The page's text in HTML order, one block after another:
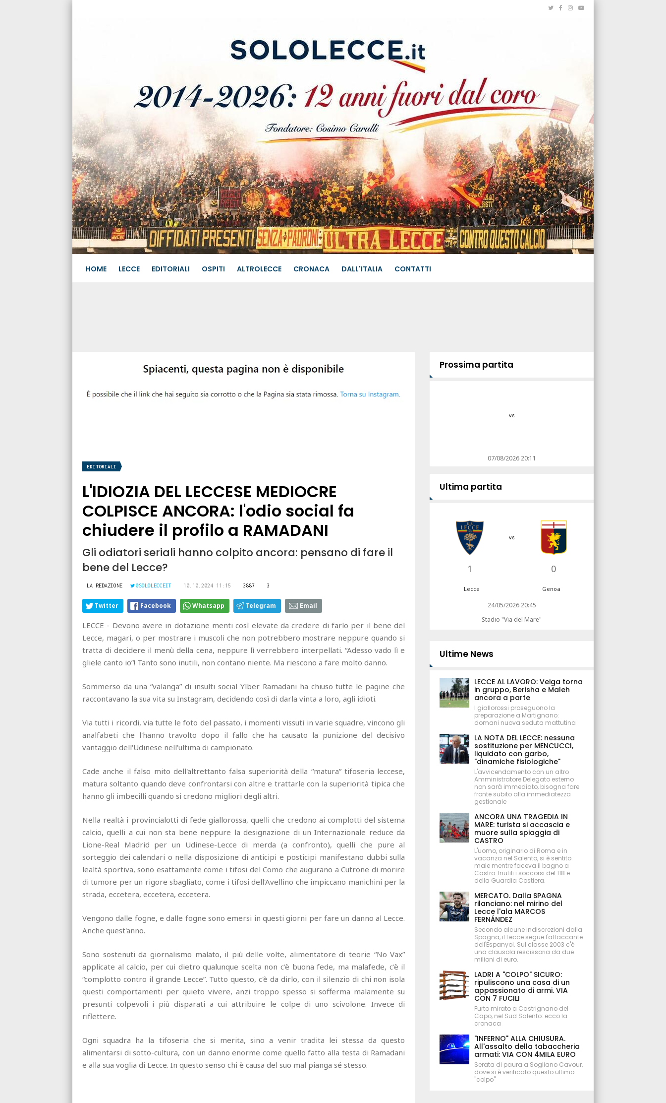
HOME LECCE EDITORIALI OSPITI ALTROLECCE CRONACA DALL'ITALIA CONTATTI
EDITORIALI
L'IDIOZIA DEL LECCESE MEDIOCRE
COLPISCE ANCORA: l'odio social fa
chiudere il profilo a RAMADANI
Gli odiatori seriali hanno colpito ancora: pensano di fare il
bene del Lecce?
LA REDAZIONE @SOLOLECCEIT 10.10.2024 11:15 3887 3
Twitter Facebook Whatsapp Telegram Email
LECCE - Devono avere in dotazione menti così elevate da credere di farlo per il bene del
Lecce, magari, o per mostrare i muscoli che non potrebbero mostrare neppure quando si
tratta di decidere il menù della cena, neppure lì verrebbero interpellati. “Adesso vado lì e
gliele canto io”! Tanto sono inutili, non contano niente. Ma riescono a fare molto danno.
Sommerso da una “valanga” di insulti social Ylber Ramadani ha chiuso tutte le pagine che
raccontavano la sua vita su Instagram, decidendo così di darla vinta a loro, agli idioti.
Via tutti i ricordi, via tutte le foto del passato, i momenti vissuti in varie squadre, vincono gli
analfabeti che l'hanno travolto dopo il fallo che ha causato la punizione del decisivo
vantaggio dell'Udinese nell'ultima di campionato.
Cade anche il falso mito dell'altrettanto falsa superiorità della “matura” tifoseria leccese,
matura soltanto quando deve confrontarsi con altre e trattarle con la superiorità tipica che
hanno gli imbecilli quando si credono migliori degli altri.
Nella realtà i provincialotti di fede giallorossa, quelli che credono ai complotti del sistema
calcio, quelli a cui non sta bene neppure la designazione di un Internazionale reduce da
Lione-Real Madrid per un Udinese-Lecce di merda (a confronto), quelli che pure al
sorteggio dei calendari o nella disposizione di anticipi e posticipi manifestano dubbi sulla
lealtà sportiva, sono esattamente come i tifosi del Como che augurano a Cutrone di morire
di tumore per un rigore sbagliato, come i tifosi dell'Avellino che impiccano manichini per la
strada, eccetera, eccetera, eccetera.
Vengono dalle fogne, e dalle fogne sono emersi in questi giorni per fare un danno al Lecce.
Anche quest'anno.
Sono sostenuti da giornalismo malato, il più delle volte, alimentatore di teorie “No Vax”
applicate al calcio, per cui dietro qualunque scelta non c'è buona fede, ma malafede, c'è il
“complotto contro il grande Lecce”. Tutto questo, c'è da dirlo, con il silenzio di chi non isola
questi comportamenti per quieto vivere, anzi troppo spesso si sofferma malamente su
presunti colpevoli i più disparati a cui attribuire le colpe di uno scivolone. Invece di
riflettere.
Ogni squadra ha la tifoseria che si merita, sino a venir tradita lei stessa da questo
alimentarsi di sotto-cultura, con un danno enorme come quello fatto alla testa di Ramadani
e alla sua voglia di Lecce. In questo senso chi è causa del suo mal pianga sé stesso.
Prossima partita
vs
07/08/2026 20:11
Ultima partita
1
vs
0
Lecce Genoa
24/05/2026 20:45
Stadio "Via del Mare"
Ultime News
LECCE AL LAVORO: Veiga torna
in gruppo, Berisha e Maleh
ancora a parte
I giallorossi proseguono la
preparazione a Martignano:
domani nuova seduta mattutina
LA NOTA DEL LECCE: nessuna
sostituzione per MENCUCCI,
liquidato con garbo,
"dinamiche fisiologiche"
L'avvicendamento con un altro
Amministratore Delegato esterno
non sarà immediato, bisogna fare
fronte subito alla immediatezza
gestionale
ANCORA UNA TRAGEDIA IN
MARE: turista si accascia e
muore sulla spiaggia di
CASTRO
L'uomo, originario di Roma e in
vacanza nel Salento, si è sentito
male mentre faceva il bagno a
Castro. Inutili i soccorsi del 118 e
della Guardia Costiera.
MERCATO. Dalla SPAGNA
rilanciano: nel mirino del
Lecce l'ala MARCOS
FERNÁNDEZ
Secondo alcune indiscrezioni dalla
Spagna, il Lecce segue l'attaccante
dell'Espanyol. Sul classe 2003 c'è
una clausola rescissoria da due
milioni di euro.
LADRI A "COLPO" SICURO:
ripuliscono una casa di un
appassionato di armi. VIA
CON 7 FUCILI
Furto mirato a Castrignano del
Capo, nel Sud Salento: ecco la
cronaca
"INFERNO" ALLA CHIUSURA.
All'assalto della tabaccheria
armati: VIA CON 4MILA EURO
Serata di paura a Sogliano Cavour,
dove si è verificato questo ultimo
"colpo"